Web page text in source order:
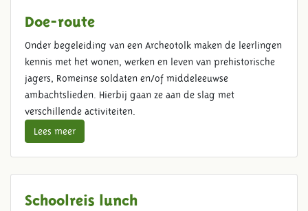
Doe-route
Onder begeleiding van een Archeotolk maken de leerlingen
kennis met het wonen, werken en leven van prehistorische
jagers, Romeinse soldaten en/of middeleeuwse
ambachtslieden. Hierbij gaan ze aan de slag met
verschillende activiteiten.
Lees meer
Schoolreis lunch